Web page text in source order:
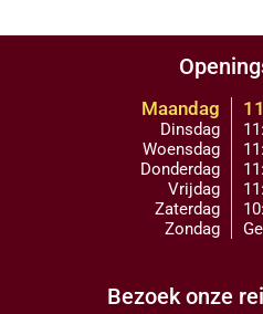
Maandag
Dinsdag
Woensdag
Donderdag
Vrijdag
Zaterdag
Zondag
Bezoek onze